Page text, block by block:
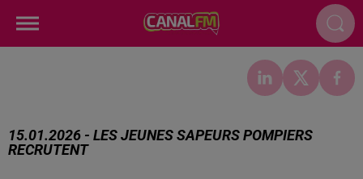
15.01.2026 - LES JEUNES SAPEURS POMPIERS
RECRUTENT